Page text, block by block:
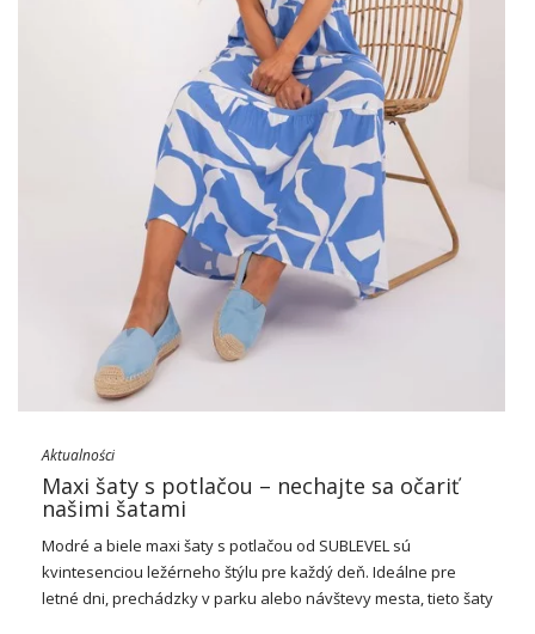
Aktualności
Maxi šaty s potlačou – nechajte sa očariť
našimi šatami
Modré a biele maxi šaty s potlačou od SUBLEVEL sú
kvintesenciou ležérneho štýlu pre každý deň. Ideálne pre
letné dni, prechádzky v parku alebo návštevy mesta, tieto šaty